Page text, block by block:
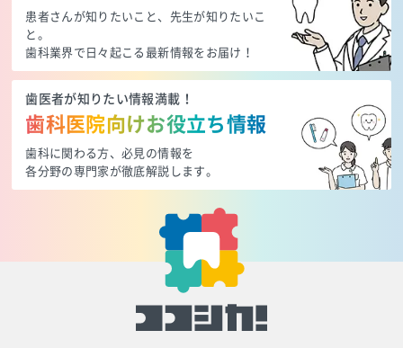
患者さんが知りたいこと、先生が知りたいこ
と。
歯科業界で日々起こる最新情報をお届け！
歯医者が知りたい情報満載！
歯科医院向けお役立ち情報
歯科に関わる方、必見の情報を
各分野の専門家が徹底解説します。